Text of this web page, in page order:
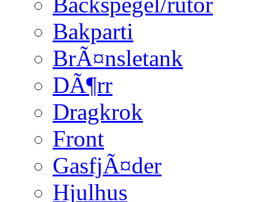
Bakparti
BrÃ¤nsletank
DÃ¶rr
Dragkrok
Front
GasfjÃ¤der
Hjulhus